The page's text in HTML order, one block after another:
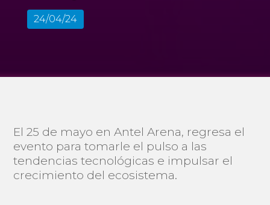
24/04/24
El 25 de mayo en Antel Arena, regresa el
evento para tomarle el pulso a las
tendencias tecnológicas e impulsar el
crecimiento del ecosistema.